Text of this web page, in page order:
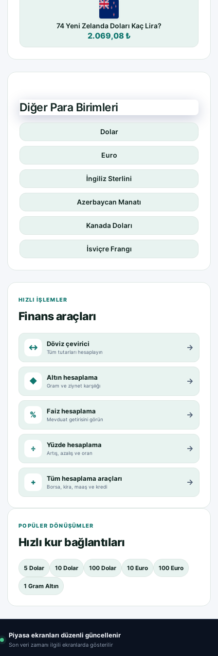
74 Yeni Zelanda Doları Kaç Lira?
2.069,08 ₺
Diğer Para Birimleri
Dolar
Euro
İngiliz Sterlini
Azerbaycan Manatı
Kanada Doları
İsviçre Frangı
HIZLI IŞLEMLER
Finans araçları
↔ Döviz çevirici
Tüm tutarları hesaplayın →
◆ Altın hesaplama
Gram ve ziynet karşılığı →
% Faiz hesaplama
Mevduat getirisini görün →
÷ Yüzde hesaplama
Artış, azalış ve oran →
+ Tüm hesaplama araçları
Borsa, kira, maaş ve kredi →
POPÜLER DÖNÜŞÜMLER
Hızlı kur bağlantıları
5 Dolar 10 Dolar 100 Dolar 10 Euro 100 Euro
1 Gram Altın
Piyasa ekranları düzenli güncellenir
Son veri zamanı ilgili ekranlarda gösterilir